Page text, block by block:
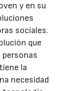
y en su
sociales.
que
la
necesidad